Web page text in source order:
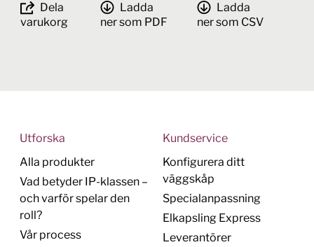
Dela
varukorg
Ladda
ner som PDF
Ladda
ner som CSV
Utforska
Alla produkter
Vad betyder IP-klassen –
och varför spelar den
roll?
Vår process
Kundservice
Konfigurera ditt
väggskåp
Specialanpassning
Elkapsling Express
Leverantörer